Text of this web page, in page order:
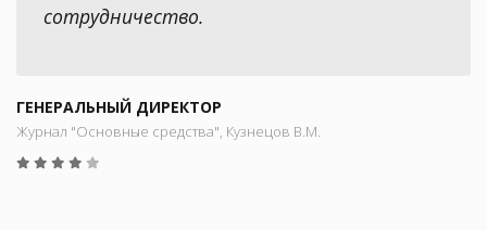
сотрудничество.
ГЕНЕРАЛЬНЫЙ ДИРЕКТОР
Журнал "Основные средства", Кузнецов В.М.